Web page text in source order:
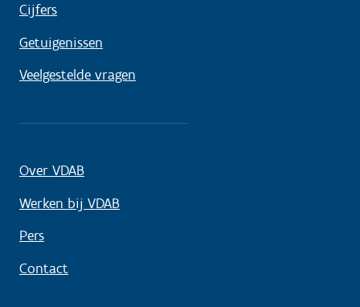
Cijfers
Getuigenissen
Veelgestelde vragen
Over VDAB
Werken bij VDAB
Pers
Contact